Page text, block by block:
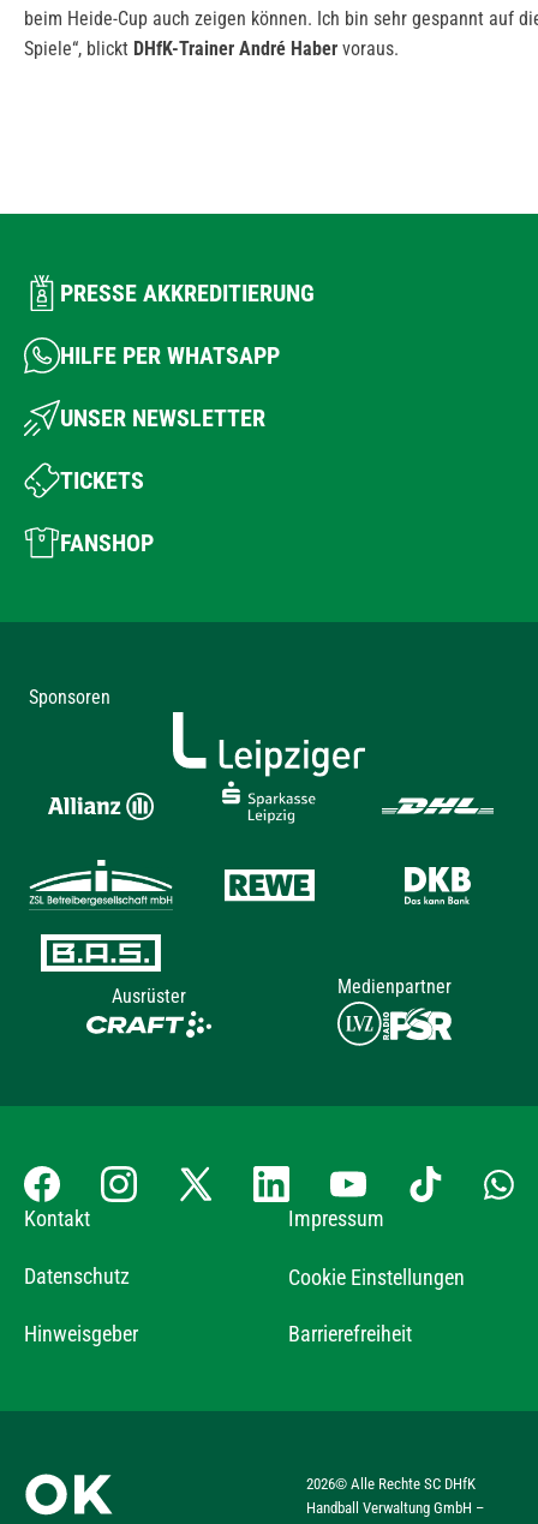
beim Heide-Cup auch zeigen können. Ich bin sehr gespannt auf
Spiele“, blickt DHfK-Trainer André Haber voraus.
PRESSE AKKREDITIERUNG
HILFE PER WHATSAPP
UNSER NEWSLETTER
TICKETS
FANSHOP
Sponsoren
Ausrüster Medienpartner
Kontakt Impressum
Datenschutz Cookie Einstellungen
Hinweisgeber Barrierefreiheit
2026© Alle Rechte SC DHfK
Handball Verwaltung GmbH –